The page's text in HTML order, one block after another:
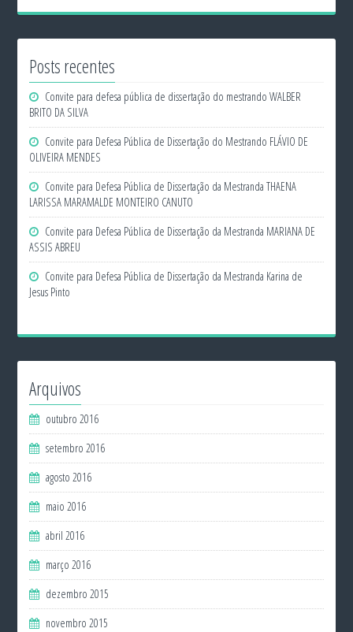
Posts recentes
Convite para defesa pública de dissertação do mestrando WALBER
BRITO DA SILVA
Convite para Defesa Pública de Dissertação do Mestrando FLÁVIO DE
OLIVEIRA MENDES
Convite para Defesa Pública de Dissertação da Mestranda THAENA
LARISSA MARAMALDE MONTEIRO CANUTO
Convite para Defesa Pública de Dissertação da Mestranda MARIANA DE
ASSIS ABREU
Convite para Defesa Pública de Dissertação da Mestranda Karina de
Jesus Pinto
Arquivos
outubro 2016
setembro 2016
agosto 2016
maio 2016
abril 2016
março 2016
dezembro 2015
novembro 2015